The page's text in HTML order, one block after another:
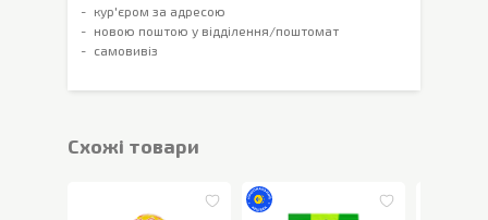
кур'єром за адресою
новою поштою у відділення/поштомат
самовивіз
Cхожі товари